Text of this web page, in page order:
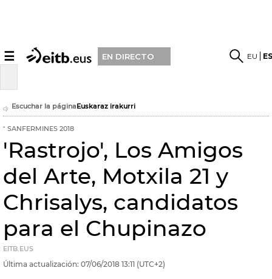
☰ EN DIRECTO EU
Escuchar la páginaEuskaraz irakurri
SANFERMINES 2018
'Rastrojo', Los Amigos
del Arte, Motxila 21 y
Chrisalys, candidatos
para el Chupinazo
EITB.EUS
Última actualización: 07/06/2018 13:11 (UTC+2)